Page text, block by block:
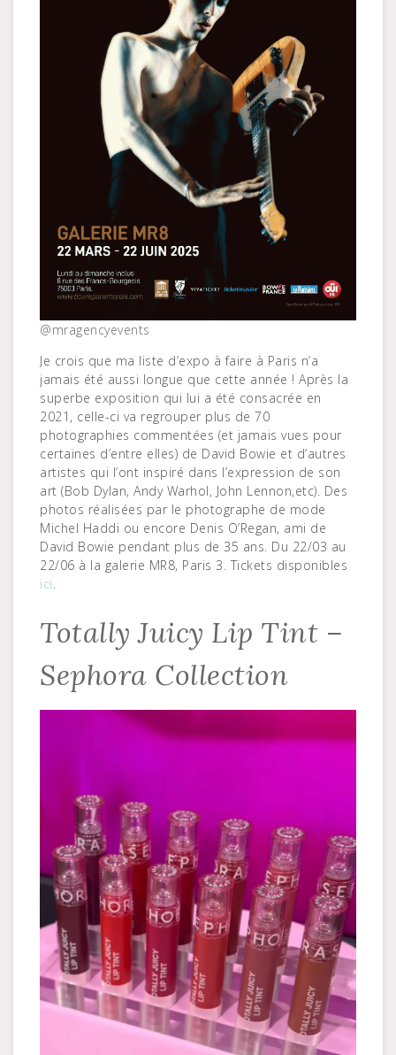
@mragencyevents
Je crois que ma liste d’expo à faire à Paris n’a
jamais été aussi longue que cette année ! Après la
superbe exposition qui lui a été consacrée en
2021, celle-ci va regrouper plus de 70
photographies commentées (et jamais vues pour
certaines d’entre elles) de David Bowie et d’autres
artistes qui l’ont inspiré dans l’expression de son
art (Bob Dylan, Andy Warhol, John Lennon,etc). Des
photos réalisées par le photographe de mode
Michel Haddi ou encore Denis O’Regan, ami de
David Bowie pendant plus de 35 ans. Du 22/03 au
22/06 à la galerie MR8, Paris 3. Tickets disponibles
ici
Totally Juicy Lip Tint –
Sephora Collection